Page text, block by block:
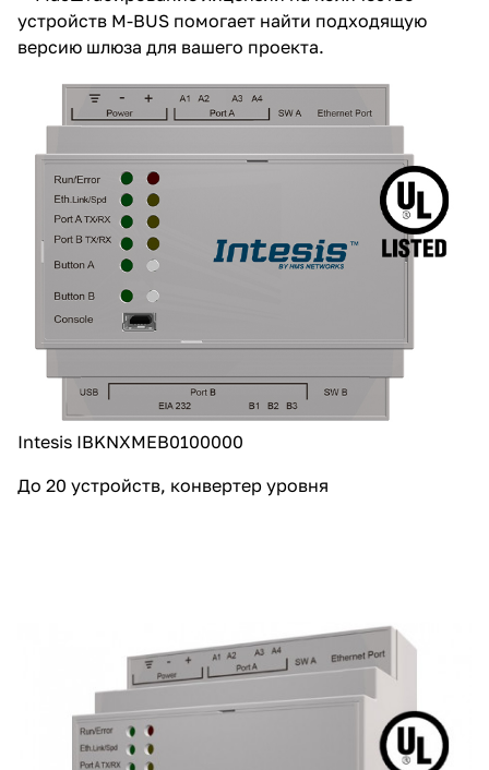
устройств M-BUS помогает найти подходящую
версию шлюза для вашего проекта.
Intesis IBKNXMEB0100000
До 20 устройств, конвертер уровня